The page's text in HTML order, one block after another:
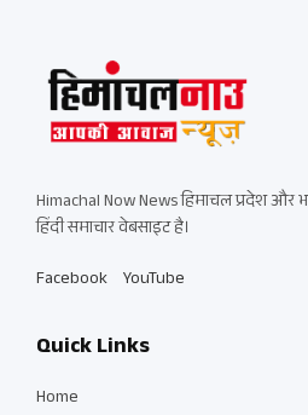
Himachal Now News हिमाचल प्रदेश और
हिंदी समाचार वेबसाइट है।
Facebook YouTube
Quick Links
Home